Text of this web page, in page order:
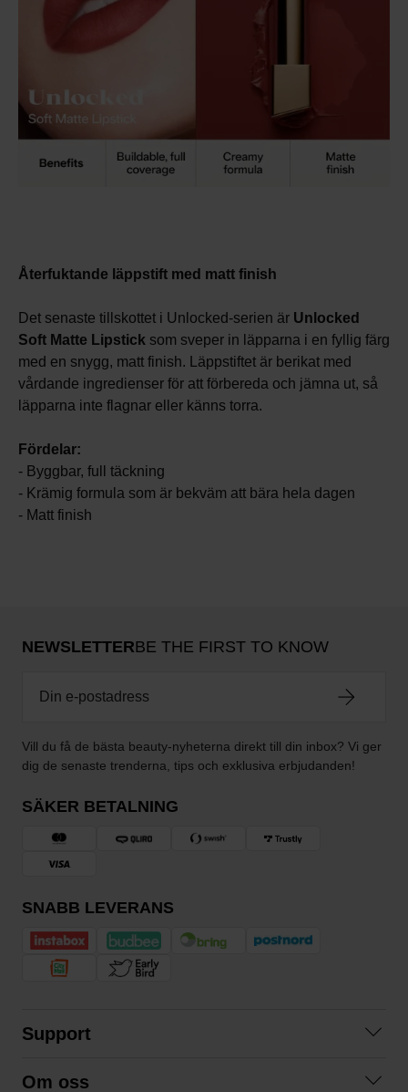
Återfuktande läppstift med matt finish
Det senaste tillskottet i Unlocked-serien är Unlocked
Soft Matte Lipstick som sveper in läpparna i en fyllig färg
med en snygg, matt finish. Läppstiftet är berikat med
vårdande ingredienser för att förbereda och jämna ut, så
läpparna inte flagnar eller känns torra.
Fördelar:
- Byggbar, full täckning
- Krämig formula som är bekväm att bära hela dagen
- Matt finish
NEWSLETTERBE THE FIRST TO KNOW
Vill du få de bästa beauty-nyheterna direkt till din inbox? Vi ger
dig de senaste trenderna, tips och exklusiva erbjudanden!
SÄKER BETALNING
SNABB LEVERANS
Support
Om oss